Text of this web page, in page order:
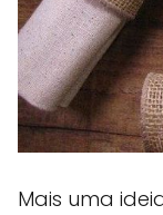
Mais uma